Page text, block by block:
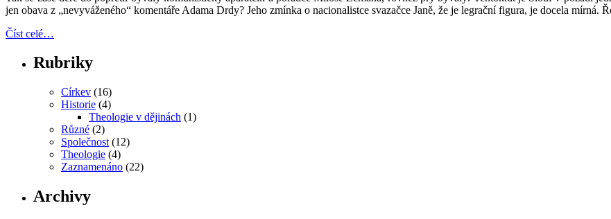
jen obava z „nevyváženého“ komentáře Adama Drdy? Jeho zmínka o nacionalistce svazačce Janě, že je legrační figura, je docela
Číst celé…
Rubriky
Církev (16)
Historie (4)
Theologie v dějinách (1)
Různé (2)
Společnost (12)
Theologie (4)
Zaznamenáno (22)
Archivy